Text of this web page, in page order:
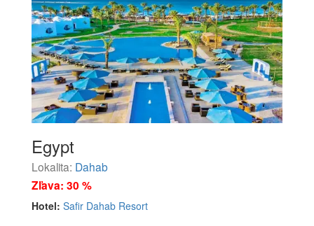
Egypt
Lokalita: Dahab
Zľava: 30 %
Hotel: Safir Dahab Resort